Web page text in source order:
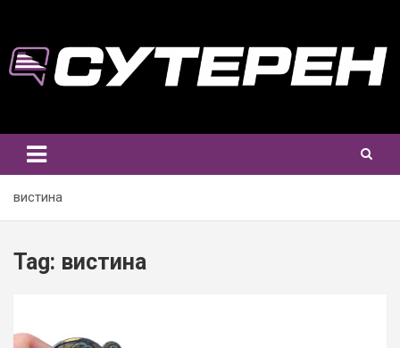
content
вистина
Tag: вистина